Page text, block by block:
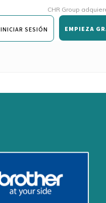
CHR Group adquiere Rmoni
INICIAR SESIÓN EMPIEZA